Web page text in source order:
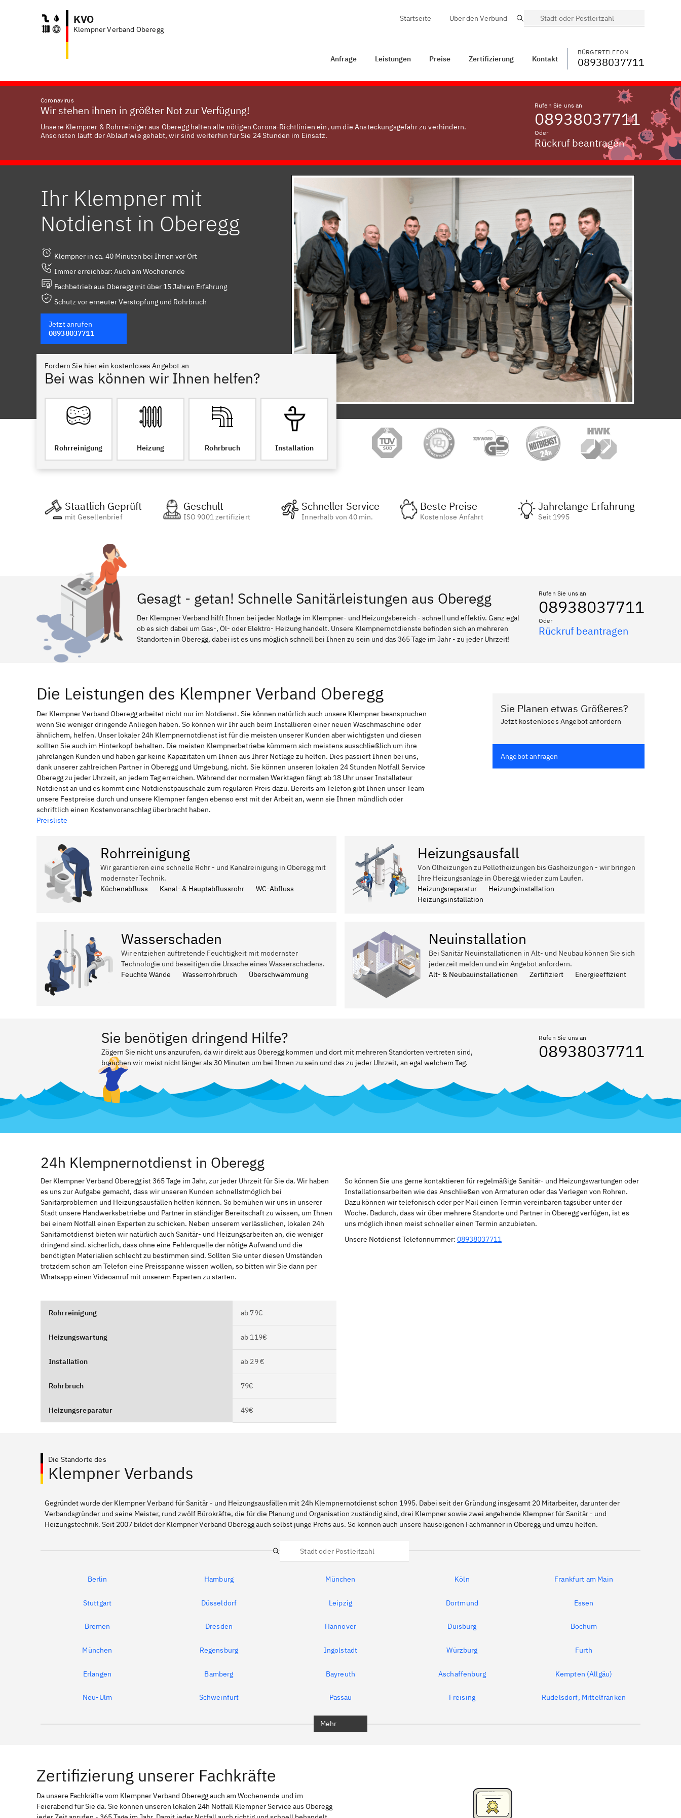
KVO
Klempner Verband Oberegg
BÜRGERTELEFON WECHSELN
Startseite Über den Verbund Suche
Anfrage Leistungen Preise Zertifizierung Kontakt
BÜRGERTELEFON
08938037711
Coronavirus
Wir stehen ihnen in größter Not zur Verfügung!
Unsere Klempner & Rohrreiniger aus Oberegg halten alle nötigen Corona-Richtlinien ein, um die Ansteckungsgefahr zu verhindern.
Ansonsten läuft der Ablauf wie gehabt, wir sind weiterhin für Sie 24 Stunden im Einsatz.
Rufen Sie uns an
08938037711
Oder
Rückruf beantragen
Ihr Klempner mit
Notdienst in Oberegg
Klempner in ca. 40 Minuten bei Ihnen vor Ort
Immer erreichbar: Auch am Wochenende
Fachbetrieb aus Oberegg mit über 15 Jahren Erfahrung
Schutz vor erneuter Verstopfung und Rohrbruch
Jetzt anrufen
08938037711
Fordern Sie hier ein kostenloses Angebot an
Bei was können wir Ihnen helfen?
Rohrreinigung Heizung Rohrbruch Installation
Staatlich Geprüft
mit Gesellenbrief
Geschult
ISO 9001 zertifiziert
Schneller Service
Innerhalb von 40 min.
Beste Preise
Kostenlose Anfahrt
Jahrelange Erfahrung
Seit 1995
Gesagt - getan! Schnelle Sanitärleistungen aus Oberegg
Der Klempner Verband hilft Ihnen bei jeder Notlage im Klempner- und Heizungsbereich - schnell und effektiv. Ganz egal
ob es sich dabei um Gas-, Öl- oder Elektro- Heizung handelt. Unsere Klempnernotdienste befinden sich an mehreren
Standorten in Oberegg, dabei ist es uns möglich schnell bei Ihnen zu sein und das 365 Tage im Jahr - zu jeder Uhrzeit!
Rufen Sie uns an
08938037711
Oder
Rückruf beantragen
Die Leistungen des Klempner Verband Oberegg
Der Klempner Verband Oberegg arbeitet nicht nur im Notdienst. Sie können natürlich auch unsere Klempner beanspruchen
wenn Sie weniger dringende Anliegen haben. So können wir Ihr auch beim Installieren einer neuen Waschmaschine oder
ähnlichem, helfen. Unser lokaler 24h Klempnernotdienst ist für die meisten unserer Kunden aber wichtigsten und diesen
sollten Sie auch im Hinterkopf behalten. Die meisten Klempnerbetriebe kümmern sich meistens ausschließlich um ihre
jahrelangen Kunden und haben gar keine Kapazitäten um Ihnen aus Ihrer Notlage zu helfen. Dies passiert Ihnen bei uns,
dank unserer zahlreichen Partner in Oberegg und Umgebung, nicht. Sie können unseren lokalen 24 Stunden Notfall Service
Oberegg zu jeder Uhrzeit, an jedem Tag erreichen. Während der normalen Werktagen fängt ab 18 Uhr unser Installateur
Notdienst an und es kommt eine Notdienstpauschale zum regulären Preis dazu. Bereits am Telefon gibt Ihnen unser Team
unsere Festpreise durch und unsere Klempner fangen ebenso erst mit der Arbeit an, wenn sie Ihnen mündlich oder
schriftlich einen Kostenvoranschlag überbracht haben.
Preisliste
Sie Planen etwas Größeres?
Jetzt kostenloses Angebot anfordern
Angebot anfragen
Rohrreinigung
Wir garantieren eine schnelle Rohr - und Kanalreinigung in Oberegg mit
modernster Technik.
Küchenabfluss
Kanal- & Hauptabflussrohr WC-Abfluss
Heizungsausfall
Von Ölheizungen zu Pelletheizungen bis Gasheizungen - wir bringen
Ihre Heizungsanlage in Oberegg wieder zum Laufen.
Heizungsreparatur
Heizungsinstallation
Heizungsinstallation
Wasserschaden
Wir entziehen auftretende Feuchtigkeit mit modernster
Technologie und beseitigen die Ursache eines Wasserschadens.
Feuchte Wände
Wasserrohrbruch Überschwämmung
Neuinstallation
Bei Sanitär Neuinstallationen in Alt- und Neubau können Sie sich
jederzeit melden und ein Angebot anfordern.
Alt- & Neubauinstallationen
Zertifiziert Energieeffizient
Sie benötigen dringend Hilfe?
Zögern Sie nicht uns anzurufen, da wir direkt aus Oberegg kommen und dort mit mehreren Standorten vertreten sind,
brauchen wir meist nicht länger als 30 Minuten um bei Ihnen zu sein und das zu jeder Uhrzeit, an egal welchem Tag.
Rufen Sie uns an
08938037711
24h Klempnernotdienst in Oberegg
Der Klempner Verband Oberegg ist 365 Tage im Jahr, zur jeder Uhrzeit für Sie da. Wir haben
es uns zur Aufgabe gemacht, dass wir unseren Kunden schnellstmöglich bei
Sanitärproblemen und Heizungsausfällen helfen können. So bemühen wir uns in unserer
Stadt unsere Handwerksbetriebe und Partner in ständiger Bereitschaft zu wissen, um Ihnen
bei einem Notfall einen Experten zu schicken. Neben unserem verlässlichen, lokalen 24h
Sanitärnotdienst bieten wir natürlich auch Sanitär- und Heizungsarbeiten an, die weniger
dringend sind. sicherlich, dass ohne eine Fehlerquelle der nötige Aufwand und die
benötigten Materialien schlecht zu bestimmen sind. Sollten Sie unter diesen Umständen
trotzdem schon am Telefon eine Preisspanne wissen wollen, so bitten wir Sie dann per
Whatsapp einen Videoanruf mit unserem Experten zu starten.
So können Sie uns gerne kontaktieren für regelmäßige Sanitär- und Heizungswartungen oder
Installationsarbeiten wie das Anschließen von Armaturen oder das Verlegen von Rohren.
Dazu können wir telefonisch oder per Mail einen Termin vereinbaren tagsüber unter der
Woche. Dadurch, dass wir über mehrere Standorte und Partner in Oberegg verfügen, ist es
uns möglich ihnen meist schneller einen Termin anzubieten.
Unsere Notdienst Telefonnummer: 08938037711
Rohrreinigung ab 79€
Heizungswartung ab 119€
Installation ab 29 €
Rohrbruch 79€
Heizungsreparatur 49€
Die Standorte des
Klempner Verbands
Gegründet wurde der Klempner Verband für Sanitär - und Heizungsausfällen mit 24h Klempnernotdienst schon 1995. Dabei seit der Gründung insgesamt 20 Mitarbeiter, darunter der
Verbandsgründer und seine Meister, rund zwölf Bürokräfte, die für die Planung und Organisation zuständig sind, drei Klempner sowie zwei angehende Klempner für Sanitär - und
Heizungstechnik. Seit 2007 bildet der Klempner Verband Oberegg auch selbst junge Profis aus. So können auch unsere hauseigenen Fachmänner in Oberegg und umzu helfen.
Suche
Berlin Hamburg München Köln Frankfurt am Main
Stuttgart Düsseldorf Leipzig Dortmund Essen
Bremen Dresden Hannover Duisburg Bochum
München Regensburg Ingolstadt Würzburg Furth
Erlangen Bamberg Bayreuth Aschaffenburg Kempten (Allgäu)
Neu-Ulm Schweinfurt Passau Freising Rudelsdorf, Mittelfranken
Mehr
Zertifizierung unserer Fachkräfte
Da unsere Fachkräfte vom Klempner Verband Oberegg auch am Wochenende und im
Feierabend für Sie da. Sie können unseren lokalen 24h Notfall Klempner Service aus Oberegg